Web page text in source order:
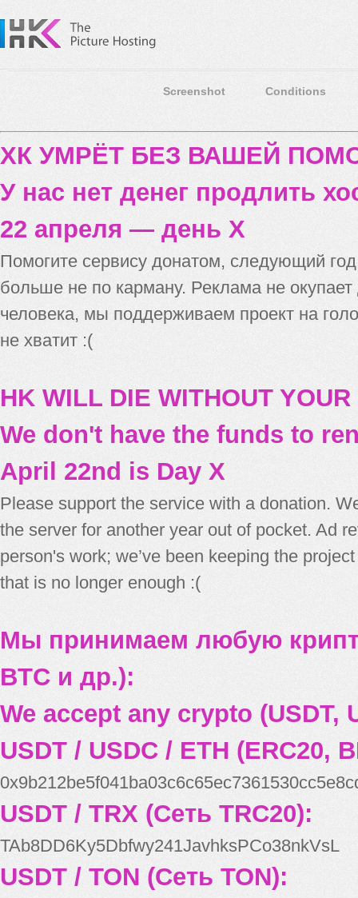
Screenshot Conditions
ХК УМРЁТ БЕЗ ВАШЕЙ
У нас нет денег продлить
22 апреля — день X
Помогите сервису донатом, следующий
больше не по карману. Реклама не
человека, мы поддерживаем проект на
не хватит :(
HK WILL DIE WITHOUT
We don't have the funds to
April 22nd is Day X
Please support the service with a donation.
the server for another year out of pocket. Ad
person's work; we’ve been keeping the
that is no longer enough :(
Мы принимаем любую
BTC и др.):
We accept any crypto (USDT,
USDT / USDC / ETH (ERC20,
USDT / TRX (Сеть TRC20):
TAb8DD6Ky5Dbfwy241JavhksPCo38nkVsL
USDT / TON (Сеть TON):